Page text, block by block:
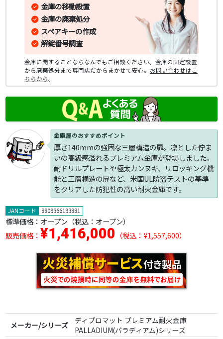
金庫屋のおすすめポイント
厚さ140mmの強固な三層構造の扉。凛とした佇ま
いの高級感溢れるプレミアム金庫が登場しました。
耐ドリルプレートや極太カンヌキ、リロッキング機
能と三層構造の扉など、米国UL防盗テストの基準
をクリアした防犯性の高い耐火金庫です。
JANコード 8809366193881
標準価格： オープン （税込：オープン）
販売価格： ¥1,416,000 （税込：¥1,557,600）
メーカー/シリーズ
ディプロマット プレミアム耐火金庫
PALLADIUM(パラディアム)シリーズ
金庫の移動設置
金庫の廃棄処分
スペアキーの作成
解錠番号調査
金庫に関することならなんでもご相談ください。金庫の固定設置
から廃棄処分まで専門店だからまかせて安心。 お問い合わせはこ
ちらから。